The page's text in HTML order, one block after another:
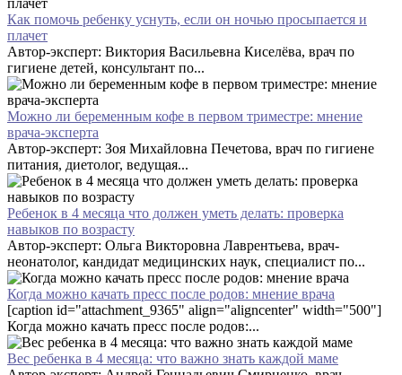
Как помочь ребенку уснуть, если он ночью просыпается и
плачет
Автор-эксперт: Виктория Васильевна Киселёва, врач по
гигиене детей, консультант по...
Можно ли беременным кофе в первом триместре: мнение
врача-эксперта
Автор-эксперт: Зоя Михайловна Печетова, врач по гигиене
питания, диетолог, ведущая...
Ребенок в 4 месяца что должен уметь делать: проверка
навыков по возрасту
Автор-эксперт: Ольга Викторовна Лаврентьева, врач-
неонатолог, кандидат медицинских наук, специалист по...
Когда можно качать пресс после родов: мнение врача
[caption id="attachment_9365" align="aligncenter" width="500"]
Когда можно качать пресс после родов:...
Вес ребенка в 4 месяца: что важно знать каждой маме